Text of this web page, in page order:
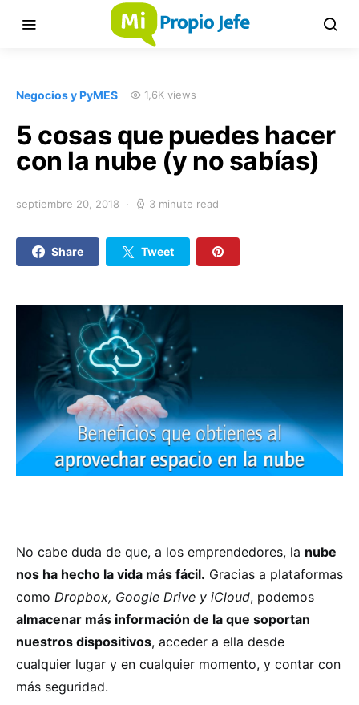
Negocios y PyMES 1,6K views
5 cosas que puedes hacer
con la nube (y no sabías)
septiembre 20, 2018 3 minute read
Share Tweet
No cabe duda de que, a los emprendedores, la nube
nos ha hecho la vida más fácil. Gracias a plataformas
como Dropbox, Google Drive y iCloud, podemos
almacenar más información de la que soportan
nuestros dispositivos, acceder a ella desde
cualquier lugar y en cualquier momento, y contar con
más seguridad.